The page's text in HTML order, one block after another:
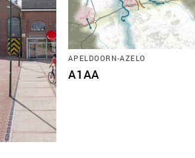
APELDOORN-AZELO
A1AA